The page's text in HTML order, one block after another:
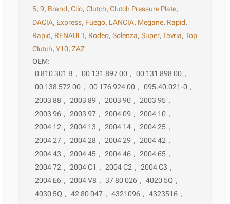
5,9, Brand,Clio,Clutch,Clutch Pressure Plate,
DACIA, Express, Fuego, LANCIA, Megane, Rapid,
Rapid, RENAULT, Rodeo,Solenza,Super,Tavria,Top
Clutch,Y10,ZAZ
OEM:
0 810 301 B , 00 131 897 00 , 00 131 898 00 ,
00 138 572 00 , 00 176 924 00 , 095.40.021-0 ,
2003 88 , 2003 89 , 2003 90 , 2003 95 ,
2003 96 , 2003 97 , 2004 09 , 2004 10 ,
2004 12 , 2004 13 , 2004 14 , 2004 25 ,
2004 27 , 2004 28 , 2004 29 , 2004 42 ,
2004 43 , 2004 45 , 2004 46 , 2004 65 ,
2004 72 , 2004 C1 , 2004 C2 , 2004 C3 ,
2004 E6 , 2004 V8 , 37 80 026 , 4020 5Q ,
4030 5Q , 42 80 047 , 4321096 , 4323516 ,